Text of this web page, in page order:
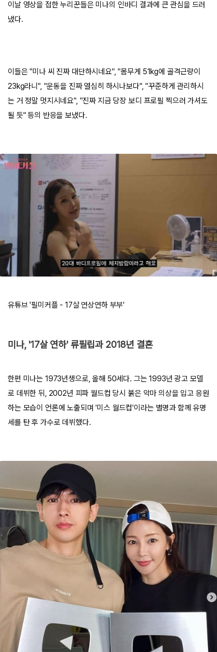
이날 영상을 접한 누리꾼들은 미나의 인바디 결과에 큰 관심을 드러
냈다.
이들은 "미나 씨 진짜 대단하시네요", "몸무게 51kg에 골격근량이
23kg라니", "운동을 진짜 열심히 하시나보다", "꾸준하게 관리하시
는 거 정말 멋지시네요", "진짜 지금 당장 보디 프로필 찍으러 가셔도
될 듯" 등의 반응을 보냈다.
유튜브 '필미커플 - 17살 연상연하 부부'
미나, '17살 연하' 류필립과 2018년 결혼
한편 미나는 1973년생으로, 올해 50세다. 그는 1993년 광고 모델
로 데뷔한 뒤, 2002년 피파 월드컵 당시 붉은 악마 의상을 입고 응원
하는 모습이 언론에 노출되며 '미스 월드컵'이라는 별명과 함께 유명
세를 탄 후 가수로 데뷔했다.